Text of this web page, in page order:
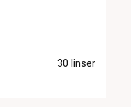
30 linser